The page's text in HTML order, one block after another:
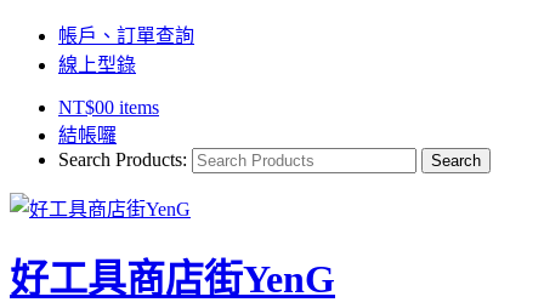
帳戶、訂單查詢
線上型錄
NT$00 items
結帳囉
Search Products:
好工具商店街YenG